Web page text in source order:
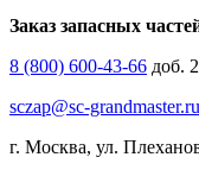
Заказ запасных
8 (800) 600-43-66 доб.
sczap@sc-grandmaster.ru
г. Москва, ул.